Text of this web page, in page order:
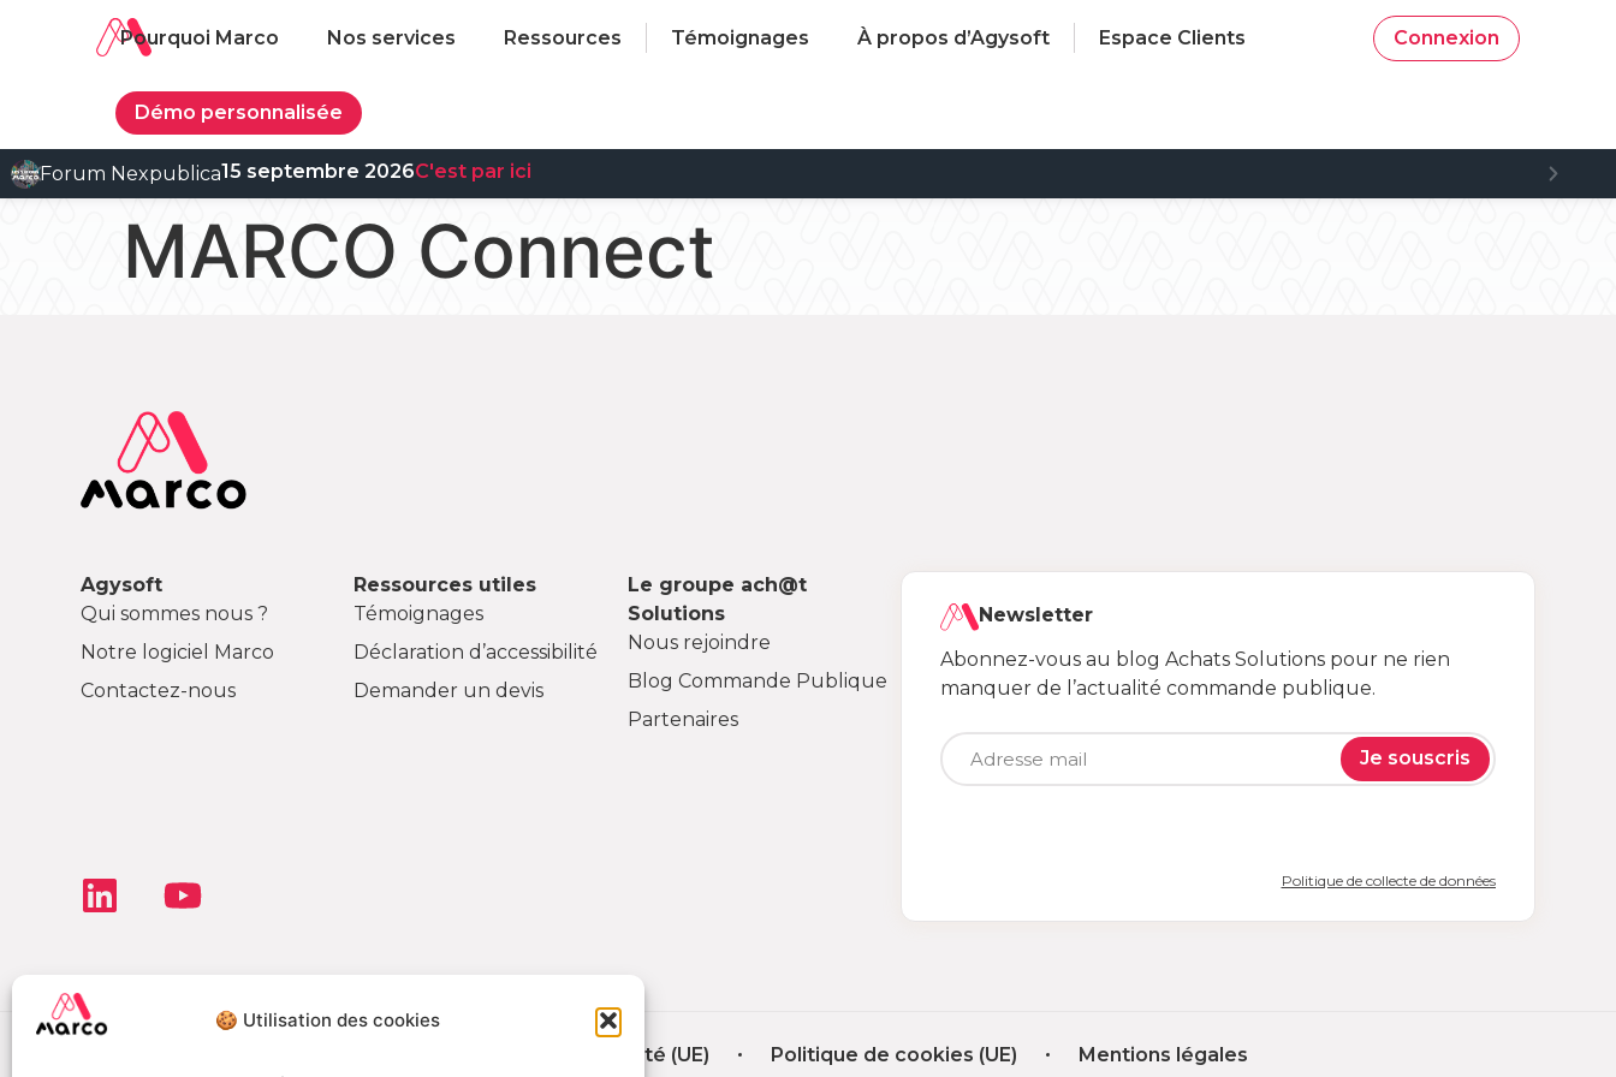
🍪 Utilisation des cookies
Pourquoi Marco Nos services Ressources Témoignages À propos d’Agysoft Espace Clients Connexion
Démo personnalisée
Forum Nexpublica15 septembre 2026C'est par ici
MARCO Connect
Agysoft
Qui sommes nous ?
Notre logiciel Marco
Contactez-nous
Ressources utiles
Témoignages
Déclaration d’accessibilité
Demander un devis
Le groupe ach@t
Solutions
Nous rejoindre
Blog Commande Publique
Partenaires
Newsletter
Abonnez-vous au blog Achats Solutions pour ne rien
manquer de l’actualité commande publique.
Je souscris
Politique de collecte de données
Déclaration de confidentialité (UE) Politique de cookies (UE) Mentions légales